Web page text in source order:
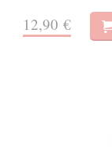
12,90 €